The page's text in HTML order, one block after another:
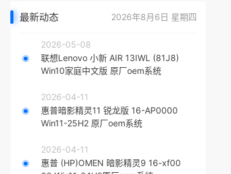
最新动态 2026年8月6日 星期四
2026-05-08
联想Lenovo 小新 AIR 13IWL (81J8)
Win10家庭中文版 原厂oem系统
2026-04-11
惠普暗影精灵11 锐龙版 16-AP0000
Win11-25H2 原厂oem系统
2026-04-11
惠普 (HP)OMEN 暗影精灵9 16-xf00